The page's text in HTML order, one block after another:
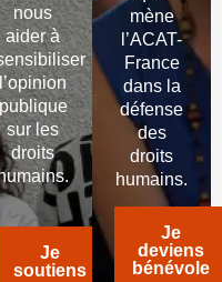
nous
aider à
l’opinion
sur les
droits
Je
soutiens
mène
l’ACAT-
France
dans la
défense
des
droits
humains.
Je
deviens
bénévole